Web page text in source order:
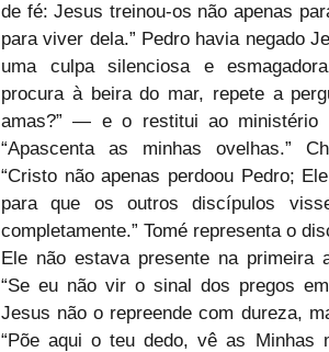
de fé: Jesus treinou-os não apenas
para viver dela.” Pedro havia negado
uma culpa silenciosa e
procura à beira do mar, repete a
amas?” — e o restitui ao ministério
“Apascenta as minhas ovelhas.”
“Cristo não apenas perdoou Pedro;
para que os outros discípulos
completamente.” Tomé representa o
Ele não estava presente na primeira
“Se eu não vir o sinal dos pregos
Jesus não o repreende com dureza,
“Põe aqui o teu dedo, vê as Minhas